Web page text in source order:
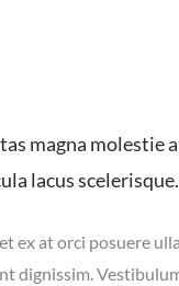
magna molestie
lacus
at orci posuere
dignissim.